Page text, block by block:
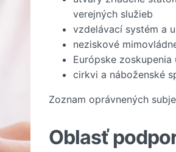
verejných služieb
vzdelávací systém a
neziskové
Európske
cirkvi a náboženské
Zoznam oprávnených
Oblasť